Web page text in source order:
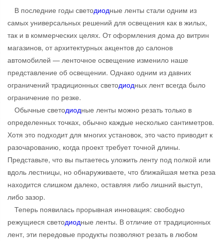
В последние годы светодиодные ленты стали одним из
самых универсальных решений для освещения как в жилых,
так и в коммерческих целях. От оформления дома до витрин
магазинов, от архитектурных акцентов до салонов
автомобилей — ленточное освещение изменило наше
представление об освещении. Однако одним из давних
ограничений традиционных светодиодных лент всегда было
ограничение по резке.
Обычные светодиодные ленты можно резать только в
определенных точках, обычно каждые несколько сантиметров.
Хотя это подходит для многих установок, это часто приводит к
разочарованию, когда проект требует точной длины.
Представьте, что вы пытаетесь уложить ленту под полкой или
вдоль лестницы, но обнаруживаете, что ближайшая метка реза
находится слишком далеко, оставляя либо лишний выступ,
либо зазор.
Теперь появилась прорывная инновация: свободно
режущиеся светодиодные ленты. В отличие от традиционных
лент, эти передовые продукты позволяют резать в любом